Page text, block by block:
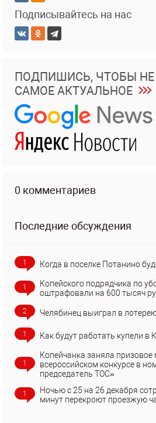
Подписывайтесь на нас
ПОДПИШИСЬ, ЧТОБЫ
САМОЕ АКТУАЛЬНОЕ
0 комментариев
Последние обсуждения
1 Когда в поселке Потанино
1
Копейского подрядчика по
оштрафовали на 600 тысяч
2 Челябинец выиграл в
1 Как будут работать купели в
1
Копейчанка заняла призовое
всероссийском конкурсе в
председатель ТОС»
1
Ночью с 25 на 26 декабря
минут перекроют проезжую